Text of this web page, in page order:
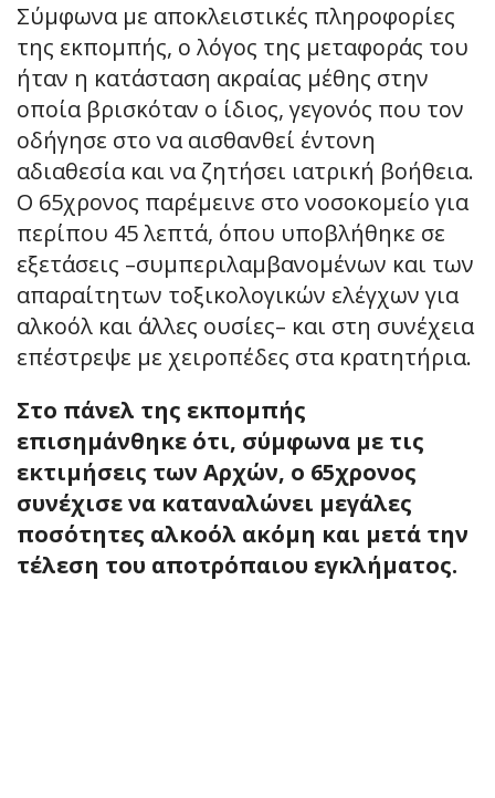
Σύμφωνα με αποκλειστικές πληροφορίες
της εκπομπής, ο λόγος της μεταφοράς του
ήταν η κατάσταση ακραίας μέθης στην
οποία βρισκόταν ο ίδιος, γεγονός που τον
οδήγησε στο να αισθανθεί έντονη
αδιαθεσία και να ζητήσει ιατρική βοήθεια.
Ο 65χρονος παρέμεινε στο νοσοκομείο για
περίπου 45 λεπτά, όπου υποβλήθηκε σε
εξετάσεις –συμπεριλαμβανομένων και των
απαραίτητων τοξικολογικών ελέγχων για
αλκοόλ και άλλες ουσίες– και στη συνέχεια
επέστρεψε με χειροπέδες στα κρατητήρια.
Στο πάνελ της εκπομπής
επισημάνθηκε ότι, σύμφωνα με τις
εκτιμήσεις των Αρχών, ο 65χρονος
συνέχισε να καταναλώνει μεγάλες
ποσότητες αλκοόλ ακόμη και μετά την
τέλεση του αποτρόπαιου εγκλήματος.